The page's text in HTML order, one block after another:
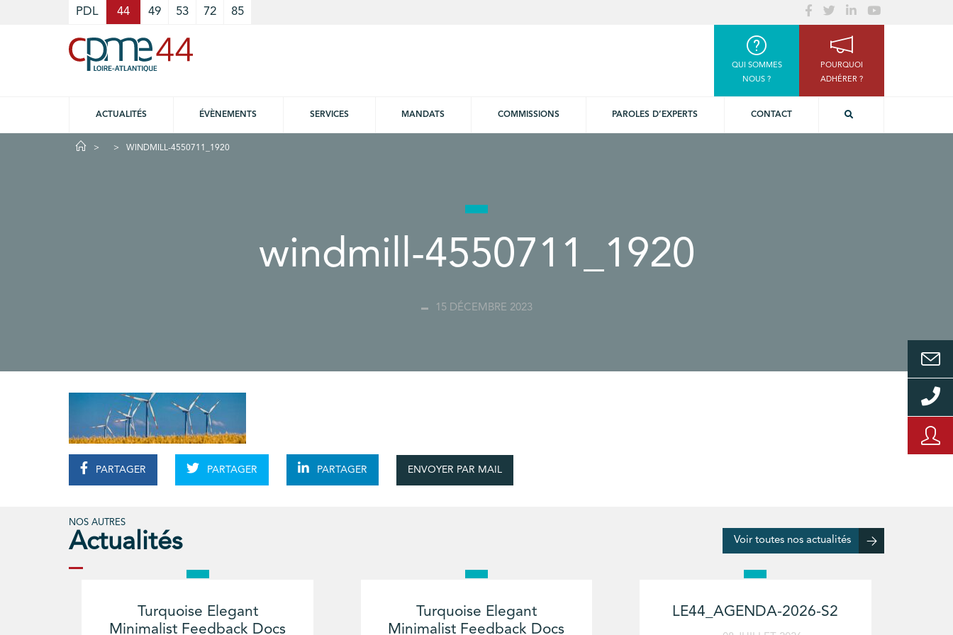
PDL 44 49 53 72 85
QUI SOMMES
NOUS ?
POURQUOI
ADHÉRER ?
ACTUALITÉS ÉVÈNEMENTS SERVICES MANDATS COMMISSIONS PAROLES D’EXPERTS CONTACT
WINDMILL-4550711_1920
windmill-4550711_1920
15 DÉCEMBRE 2023
PARTAGER PARTAGER PARTAGER ENVOYER PAR MAIL
NOS AUTRES
Actualités Voir toutes nos actualités
Turquoise Elegant
Minimalist Feedback Docs
Turquoise Elegant
Minimalist Feedback Docs
LE44_AGENDA-2026-S2
Cookies management panel